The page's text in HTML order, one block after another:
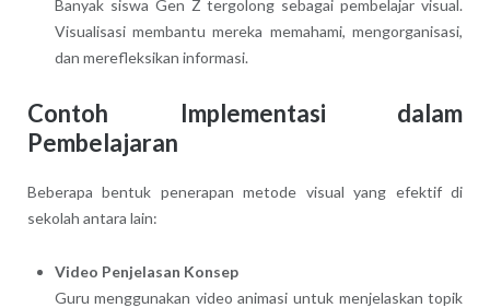
Banyak siswa Gen Z tergolong sebagai pembelajar visual.
Visualisasi membantu mereka memahami, mengorganisasi,
dan merefleksikan informasi.
Contoh Implementasi dalam
Pembelajaran
Beberapa bentuk penerapan metode visual yang efektif di
sekolah antara lain:
Video Penjelasan Konsep
Guru menggunakan video animasi untuk menjelaskan topik